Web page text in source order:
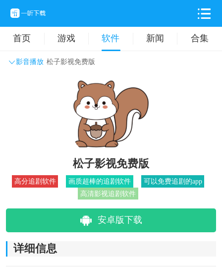
首页 游戏 软件 新闻 合集
影音播放 松子影视免费版
主题壁纸
拍摄美化 时尚购物
松子影视免费版
高分追剧软件 画质超棒的追剧软件
可以免费追剧的app
高清影视追剧软件
安卓版下载
详细信息